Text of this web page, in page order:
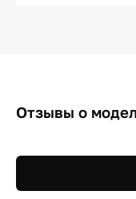
Отзывы о